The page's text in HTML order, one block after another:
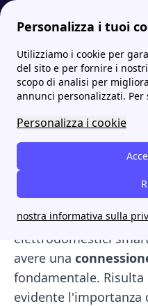
Personalizza i tuoi
Utilizziamo i cookie per
del sito e per fornire i
scopo di analisi per
annunci personalizzati.
Personalizza i cookie
nostra informativa sulla
Internet Casa Confronta tariffe fibra adsl: quali sono le migliori per te?
Confronta le
Adsl di
Unlimited
Analizza e confronta
UnlimitedFibra
britannica. Al giorno
elettrodomestici
avere una
fondamentale.
evidente l'importanza